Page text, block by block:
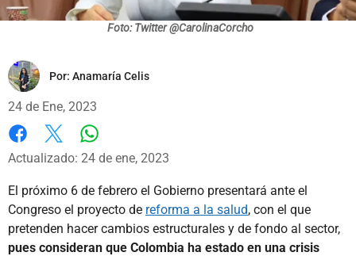
Foto: Twitter @CarolinaCorcho
Por: Anamaría Celis
24 de Ene, 2023
Facebook
X
Actualizado: 24 de ene, 2023
El próximo 6 de febrero el Gobierno presentará ante el
Congreso el proyecto de reforma a la salud, con el que
pretenden hacer cambios estructurales y de fondo al sector,
pues consideran que Colombia ha estado en una crisis